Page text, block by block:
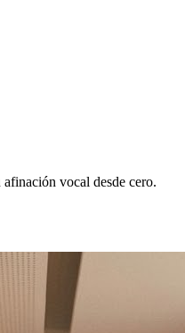
vocal desde cero.